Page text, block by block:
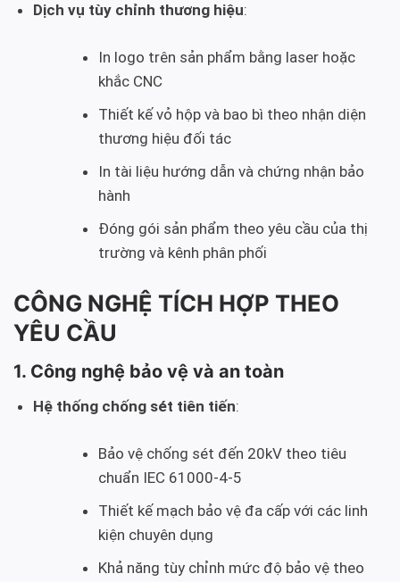
Dịch vụ tùy chỉnh thương hiệu:
In logo trên sản phẩm bằng laser hoặc
khắc CNC
Thiết kế vỏ hộp và bao bì theo nhận diện
thương hiệu đối tác
In tài liệu hướng dẫn và chứng nhận bảo
hành
Đóng gói sản phẩm theo yêu cầu của thị
trường và kênh phân phối
CÔNG NGHỆ TÍCH HỢP THEO
YÊU CẦU
1. Công nghệ bảo vệ và an toàn
Hệ thống chống sét tiên tiến:
Bảo vệ chống sét đến 20kV theo tiêu
chuẩn IEC 61000-4-5
Thiết kế mạch bảo vệ đa cấp với các linh
kiện chuyên dụng
Khả năng tùy chỉnh mức độ bảo vệ theo